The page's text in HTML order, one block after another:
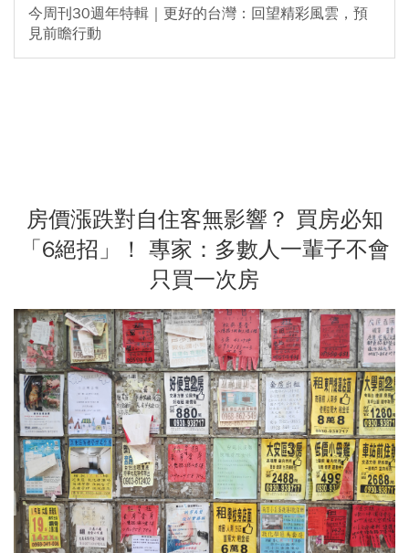
今周刊30週年特輯｜更好的台灣：回望精彩風雲，預
見前瞻行動
房價漲跌對自住客無影響？ 買房必知
「6絕招」！ 專家：多數人一輩子不會
只買一次房